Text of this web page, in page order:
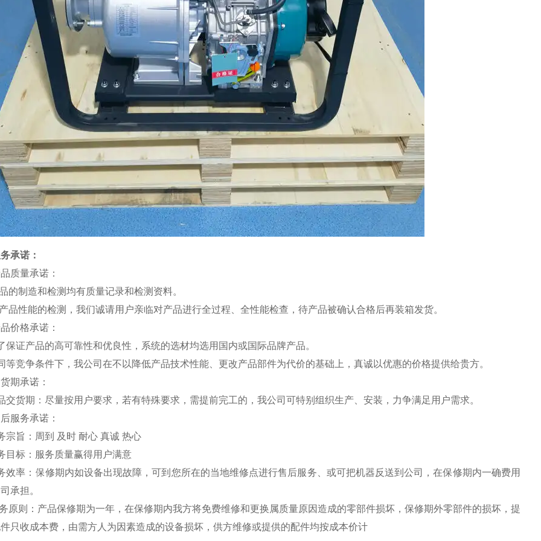
承诺：
质量承诺：
的制造和检测均有质量记录和检测资料。
品性能的检测，我们诚请用户亲临对产品进行全过程、全性能检查，待产品被确认合格后再装箱发货。
价格承诺：
保证产品的高可靠性和优良性，系统的选材均选用国内或国际品牌产品。
等竞争条件下，我公司在不以降低产品技术性能、更改产品部件为代价的基础上，真诚以优惠的价格提供给贵方。
期承诺：
交货期：尽量按用户要求，若有特殊要求，需提前完工的，我公司可特别组织生产、安装，力争满足用户需求。
服务承诺：
宗旨：周到 及时 耐心 真诚 热心
目标：服务质量赢得用户满意
效率：保修期内如设备出现故障，可到您所在的当地维修点进行售后服务、或可把机器反送到公司，在保修期内一确费用
承担。
原则：产品保修期为一年，在保修期内我方将免费维修和更换属质量原因造成的零部件损坏，保修期外零部件的损坏，提
只收成本费，由需方人为因素造成的设备损坏，供方维修或提供的配件均按成本价计